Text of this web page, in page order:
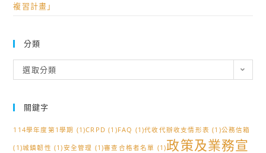
複習計畫」
分類
類
選取分類
關鍵字
114學年度第1學期 (1)CRPD (1)FAQ (1)代收代辦收支情形表 (1)公務信箱
(1)城鎮韌性 (1)安全管理 (1)審查合格者名單 (1)政策及業務宣